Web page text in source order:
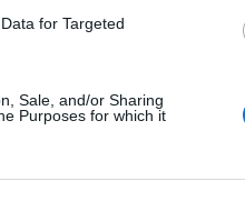
for Targeted
Sale, and/or Sharing
Purposes for which it